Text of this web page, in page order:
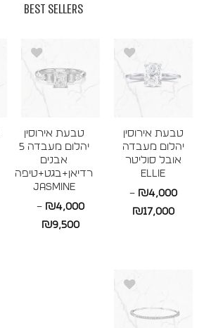
BEST SELLERS
טבעת אירוסין
יהלום מעבדה
אובל סוליטר
ELLIE
₪4,000
–
₪17,000
טבעת אירוסין
יהלום מעבדה 5
אבנים
רדיאן+בגט+טיפה
JASMINE
₪4,000
–
₪9,500